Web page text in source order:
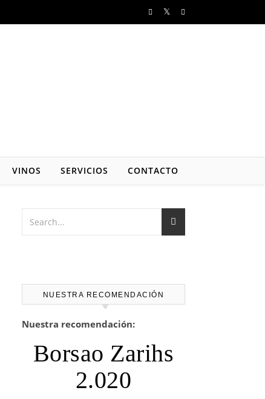
VINOS SERVICIOS CONTACTO
NUESTRA RECOMENDACIÓN
Nuestra recomendación:
Borsao Zarihs
2.020